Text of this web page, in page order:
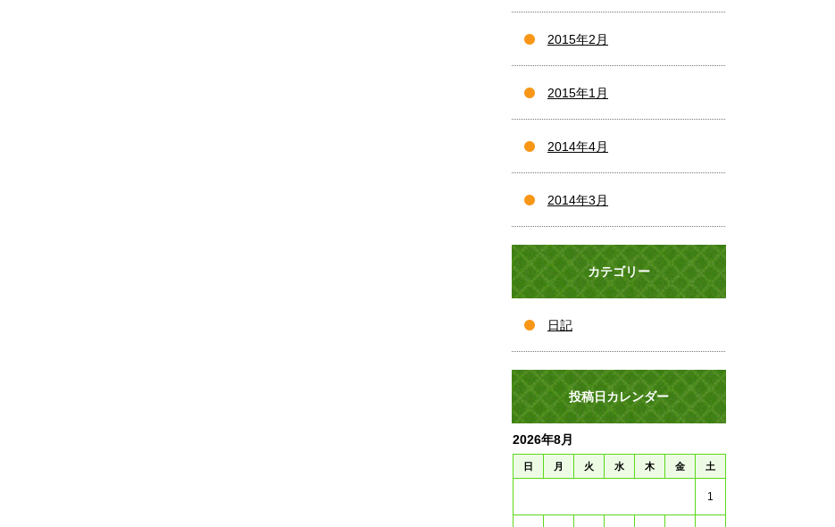
2015年2月
2015年1月
2014年4月
2014年3月
カテゴリー
日記
投稿日カレンダー
2026年8月
日 月 火 水 木 金 土
1